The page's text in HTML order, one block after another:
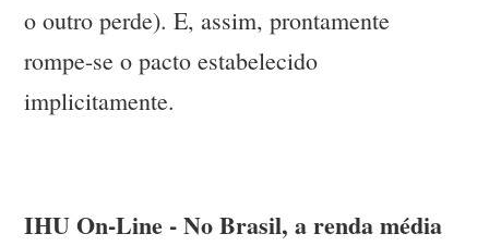
o outro perde). E, assim, prontamente
rompe-se o pacto estabelecido
implicitamente.
IHU On-Line - No Brasil, a renda média